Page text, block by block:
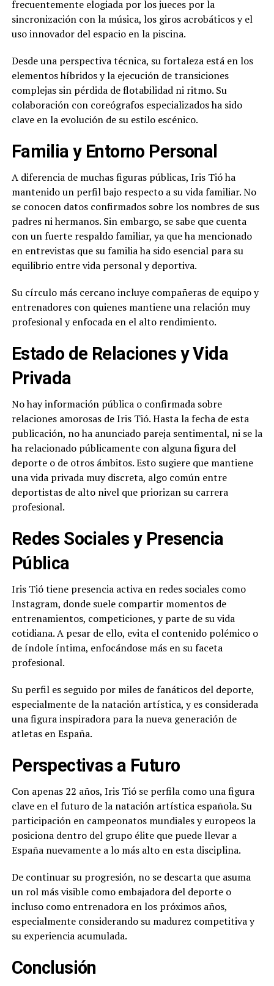
frecuentemente elogiada por los jueces por la
sincronización con la música, los giros acrobáticos y el
uso innovador del espacio en la piscina.
Desde una perspectiva técnica, su fortaleza está en los
elementos híbridos y la ejecución de transiciones
complejas sin pérdida de flotabilidad ni ritmo. Su
colaboración con coreógrafos especializados ha sido
clave en la evolución de su estilo escénico.
Familia y Entorno Personal
A diferencia de muchas figuras públicas, Iris Tió ha
mantenido un perfil bajo respecto a su vida familiar. No
se conocen datos confirmados sobre los nombres de sus
padres ni hermanos. Sin embargo, se sabe que cuenta
con un fuerte respaldo familiar, ya que ha mencionado
en entrevistas que su familia ha sido esencial para su
equilibrio entre vida personal y deportiva.
Su círculo más cercano incluye compañeras de equipo y
entrenadores con quienes mantiene una relación muy
profesional y enfocada en el alto rendimiento.
Estado de Relaciones y Vida
Privada
No hay información pública o confirmada sobre
relaciones amorosas de Iris Tió. Hasta la fecha de esta
publicación, no ha anunciado pareja sentimental, ni se la
ha relacionado públicamente con alguna figura del
deporte o de otros ámbitos. Esto sugiere que mantiene
una vida privada muy discreta, algo común entre
deportistas de alto nivel que priorizan su carrera
profesional.
Redes Sociales y Presencia
Pública
Iris Tió tiene presencia activa en redes sociales como
Instagram, donde suele compartir momentos de
entrenamientos, competiciones, y parte de su vida
cotidiana. A pesar de ello, evita el contenido polémico o
de índole íntima, enfocándose más en su faceta
profesional.
Su perfil es seguido por miles de fanáticos del deporte,
especialmente de la natación artística, y es considerada
una figura inspiradora para la nueva generación de
atletas en España.
Perspectivas a Futuro
Con apenas 22 años, Iris Tió se perfila como una figura
clave en el futuro de la natación artística española. Su
participación en campeonatos mundiales y europeos la
posiciona dentro del grupo élite que puede llevar a
España nuevamente a lo más alto en esta disciplina.
De continuar su progresión, no se descarta que asuma
un rol más visible como embajadora del deporte o
incluso como entrenadora en los próximos años,
especialmente considerando su madurez competitiva y
su experiencia acumulada.
Conclusión